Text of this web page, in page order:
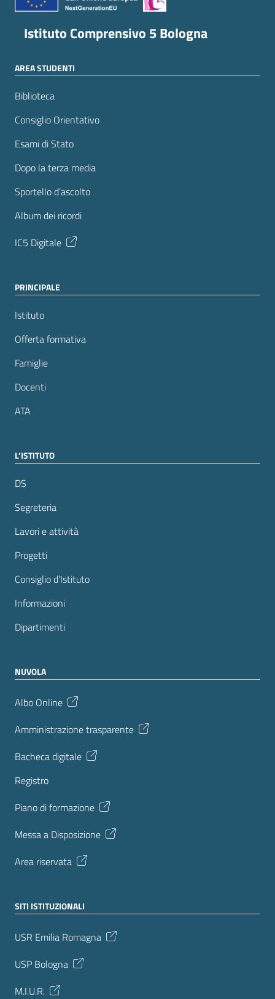
Istituto Comprensivo 5 Bologna
AREA STUDENTI
Biblioteca
Consiglio Orientativo
Esami di Stato
Dopo la terza media
Sportello d’ascolto
Album dei ricordi
IC5 Digitale
PRINCIPALE
Istituto
Offerta formativa
Famiglie
Docenti
ATA
L’ISTITUTO
DS
Segreteria
Lavori e attività
Progetti
Consiglio d’Istituto
Informazioni
Dipartimenti
NUVOLA
Albo Online
Amministrazione trasparente
Bacheca digitale
Registro
Piano di formazione
Messa a Disposizione
Area riservata
SITI ISTITUZIONALI
USR Emilia Romagna
USP Bologna
M.I.U.R.